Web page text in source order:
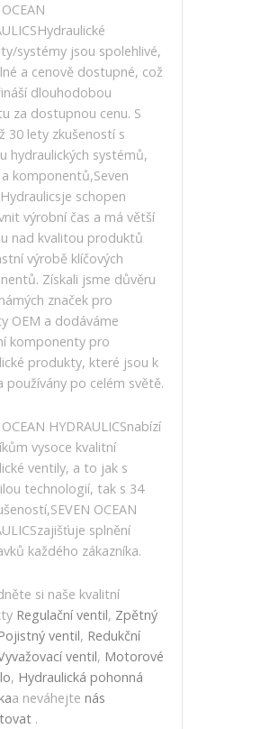
systémy jsou spolehlivé,
a cenově dostupné, což
dlouhodobou
za dostupnou cenu. S
30 lety zkušeností s
hydraulických systémů,
komponentů,Seven
schopen
výrobní čas a má větší
nad kvalitou produktů
výrobě klíčových
Získali jsme důvěru
značek pro
OEM a dodáváme
komponenty pro
produkty, které jsou k
používány po celém světě.
OCEAN HYDRAULICSnabízí
vysoce kvalitní
ventily, a to jak s
technologií, tak s 34
OCEAN
splnění
každého zákazníka.
si naše kvalitní
Regulační ventil, Zpětný
ventil, Redukční
ventil, Motorové
, Hydraulická pohonná
a neváhejte nás
.